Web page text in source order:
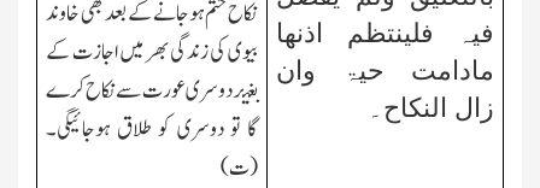
فیہ فلینتظم اذنھا
مادامت حیۃ وان
زال النکاح۔
نکاح ختم ہوجانے کے بعد بھی خاوند
بیوی کی زندگی بھر میں اجازت کے
بغیر دوسری عورتسے نکاح کرے
گا تو دوسری کو طلاق ہوجائیگی۔
(ت)